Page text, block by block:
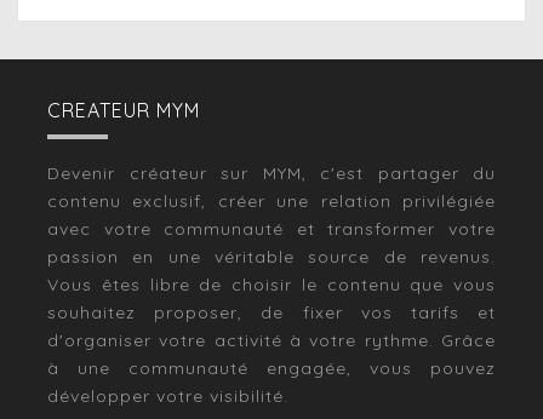
CREATEUR MYM
Devenir créateur sur MYM, c'est partager du
contenu exclusif, créer une relation privilégiée
avec votre communauté et transformer votre
passion en une véritable source de revenus.
Vous êtes libre de choisir le contenu que vous
souhaitez proposer, de fixer vos tarifs et
d'organiser votre activité à votre rythme. Grâce
à une communauté engagée, vous pouvez
développer votre visibilité.